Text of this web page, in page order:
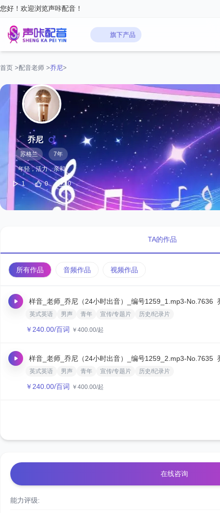
您好！欢迎浏览声咔配音！
旗下产品
首页 >配音老师 >乔尼>
乔尼
苏格兰 7年
年轻，活力，亲和
1 0 0
TA的作品
所有作品 音频作品 视频作品
样音_老师_乔尼（24小时出音）_编号1259_1.mp3-No.7636
英式英语 男声 青年 宣传/专题片 历史/纪录片
￥ 240.00/百词 ￥ 400.00/起
样音_老师_乔尼（24小时出音）_编号1259_2.mp3-No.7635
英式英语 男声 青年 宣传/专题片 历史/纪录片
￥ 240.00/百词 ￥ 400.00/起
在线咨询
能力评级: